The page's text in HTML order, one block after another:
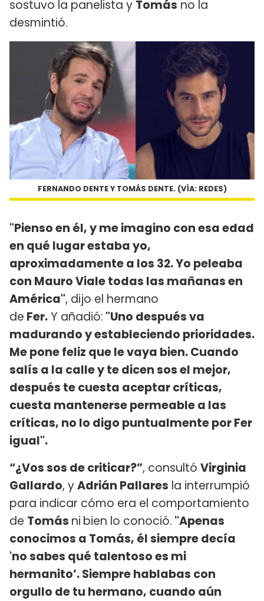
sostuvo la panelista y Tomás no la
desmintió.
FERNANDO DENTE Y TOMÁS DENTE. (VÍA: REDES)
"Pienso en él, y me imagino con esa edad
en qué lugar estaba yo,
aproximadamente a los 32. Yo peleaba
con Mauro Viale todas las mañanas en
América", dijo el hermano
de Fer.Y añadió: "Uno después va
madurando y estableciendo prioridades.
Me pone feliz que le vaya bien. Cuando
salís a la calle y te dicen sos el mejor,
después te cuesta aceptar críticas,
cuesta mantenerse permeable a las
críticas, no lo digo puntualmente por Fer
igual".
“¿Vos sos de criticar?”, consultó Virginia
Gallardo, yAdrián Pallares la interrumpió
para indicar cómo era el comportamiento
de Tomás ni bien lo conoció. "Apenas
conocimos a Tomás, él siempre decía
'no sabes qué talentoso es mi
hermanito’. Siempre hablabas con
orgullo de tu hermano, cuando aún